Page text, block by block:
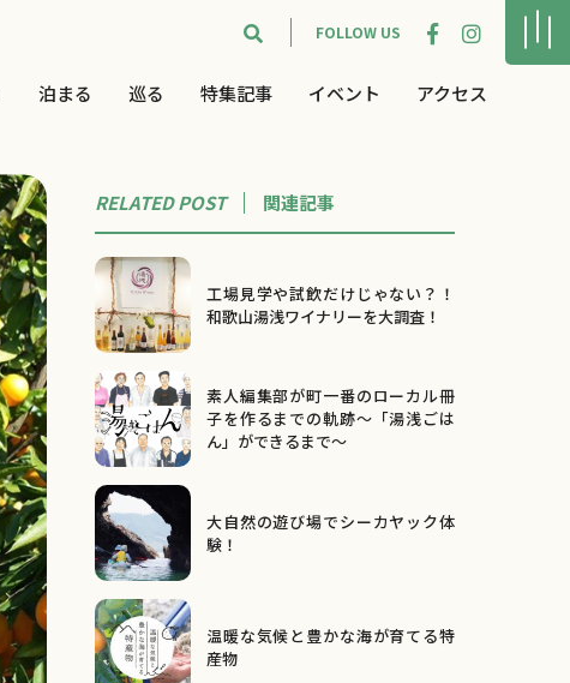
FOLLOW US
泊まる 巡る 特集記事 イベント アクセス
RELATED POST 関連記事
工場見学や試飲だけじゃない？！
和歌山湯浅ワイナリーを大調査！
素人編集部が町一番のローカル冊
子を作るまでの軌跡～「湯浅ごは
ん」ができるまで～
大自然の遊び場でシーカヤック体
験！
温暖な気候と豊かな海が育てる特
産物